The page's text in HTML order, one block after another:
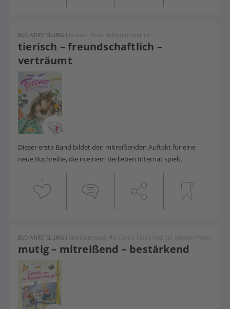
tierisch – freundschaftlich –
verträumt
BUCHVORSTELLUNG | Forever. Mein Wildpferd Und Ich
Dieser erste Band bildet den mitreißenden Auftakt für eine
neue Buchreihe, die in einem tierlieben Internat spielt.
1
mutig – mitreißend – bestärkend
BUCHVORSTELLUNG | Abenteuerspaß Mit Conni: Conni Und Die Stecken-Ponys